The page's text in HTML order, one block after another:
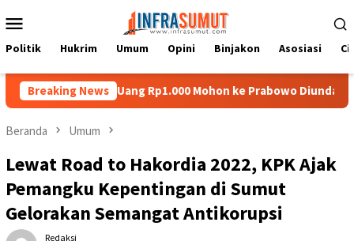
ke
Mobile
Politik Hukrim Umum Opini Binjakon Asosiasi
Breaking News
di Uang Rp1.000 Mohon ke Prabowo Diundang Upacara HUT
Beranda Umum
Lewat Road to Hakordia 2022, KPK Ajak
Pemangku Kepentingan di Sumut
Gelorakan Semangat Antikorupsi
Redaksi